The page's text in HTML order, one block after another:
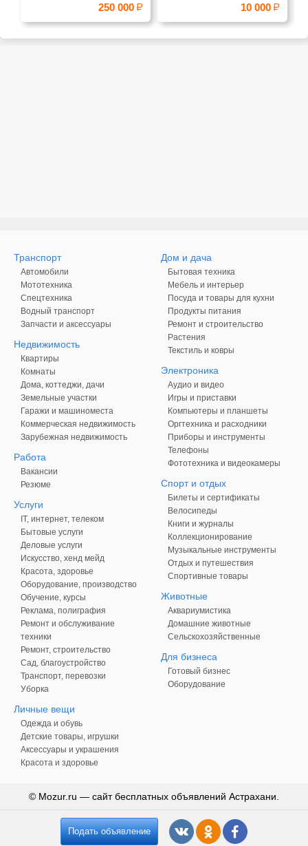
250 000 10 000
Транспорт
Автомобили
Мототехника
Спецтехника
Водный транспорт
Запчасти и аксессуары
Недвижимость
Квартиры
Комнаты
Дома, коттеджи, дачи
Земельные участки
Гаражи и машиноместа
Коммерческая недвижимость
Зарубежная недвижимость
Работа
Вакансии
Резюме
Услуги
IT, интернет, телеком
Бытовые услуги
Деловые услуги
Искусство, хенд мейд
Красота, здоровье
Оборудование, производство
Обучение, курсы
Реклама, полиграфия
Ремонт и обслуживание
техники
Ремонт, строительство
Сад, благоустройство
Транспорт, перевозки
Уборка
Личные вещи
Одежда и обувь
Детские товары, игрушки
Аксессуары и украшения
Красота и здоровье
Дом и дача
Бытовая техника
Мебель и интерьер
Посуда и товары для кухни
Продукты питания
Ремонт и строительство
Растения
Текстиль и ковры
Электроника
Аудио и видео
Игры и приставки
Компьютеры и планшеты
Оргтехника и расходники
Приборы и инструменты
Телефоны
Фототехника и видеокамеры
Спорт и отдых
Билеты и сертификаты
Велосипеды
Книги и журналы
Коллекционирование
Музыкальные инструменты
Отдых и путешествия
Спортивные товары
Животные
Аквариумистика
Домашние животные
Сельскохозяйственные
Для бизнеса
Готовый бизнес
Оборудование
© Mozur.ru — сайт бесплатных объявлений Астрахани.
Подать объявление